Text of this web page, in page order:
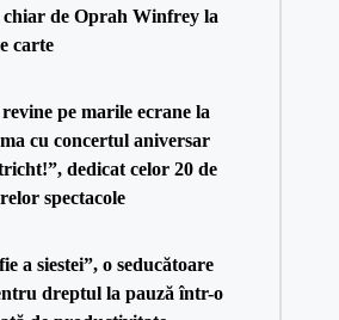
chiar de Oprah Winfrey la
carte
pe marile ecrane la
cu concertul aniversar
dedicat celor 20 de
spectacole
a siestei”, o seducătoare
dreptul la pauză într-o